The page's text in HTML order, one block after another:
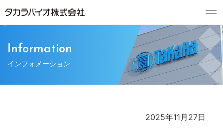
Information
インフォメーション
2025年11月27日